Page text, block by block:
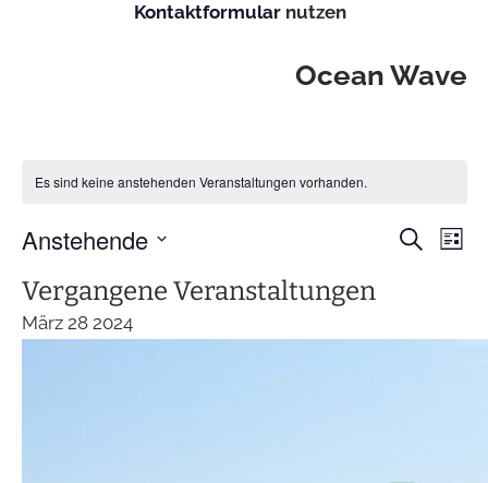
Kontaktformularnutzen
Ocean Wave
Es sind keine anstehenden Veranstaltungen vorhanden.
Suche
Liste
Anstehende
wählen.
Vergangene Veranstaltungen
März 28 2024